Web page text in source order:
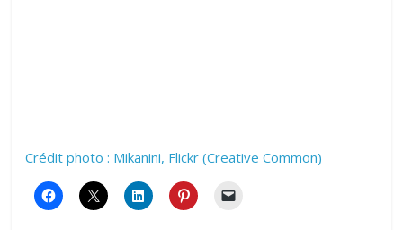
Crédit photo : Mikanini, Flickr (Creative Common)